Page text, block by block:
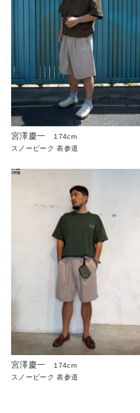
宮澤慶一
174cm
スノーピーク 表参道
宮澤慶一
174cm
スノーピーク 表参道